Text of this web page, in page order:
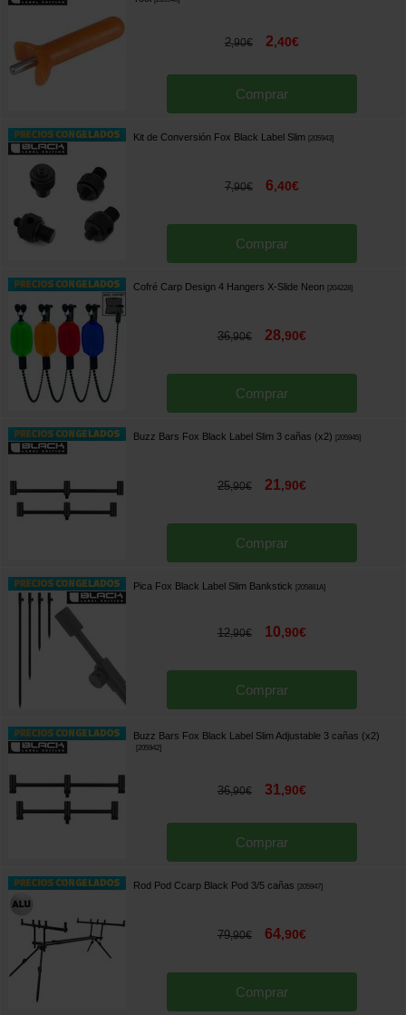
2,90€ 2,40€
Comprar
Kit de Conversión Fox Black Label Slim 205943]
7,90€ 6,40€
Comprar
Cofré Carp Design 4 Hangers X-Slide Neon 204228]
36,90€ 28,90€
Comprar
Buzz Bars Fox Black Label Slim 3 cañas (x2) 205945]
25,90€ 21,90€
Comprar
Pica Fox Black Label Slim Bankstick 205881A]
12,90€ 10,90€
Comprar
Buzz Bars Fox Black Label Slim Adjustable 3 cañas (x2)
205942]
36,90€ 31,90€
Comprar
Rod Pod Ccarp Black Pod 3/5 cañas 205947]
79,90€ 64,90€
Comprar